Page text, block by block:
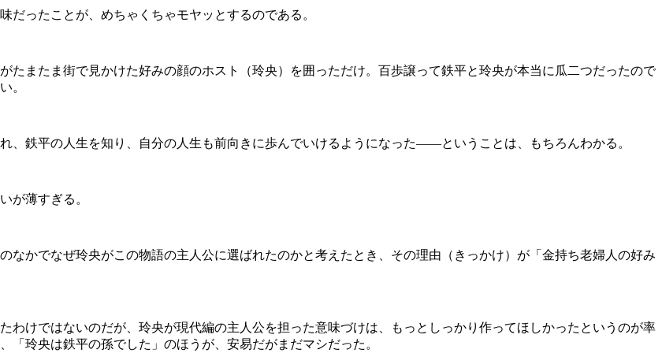
ったことが、めちゃくちゃモヤッとするのである。
またま街で見かけた好みの顔のホスト（玲央）を囲っただけ。百歩譲って鉄平と玲央が本当に瓜二つだったので
。
鉄平の人生を知り、自分の人生も前向きに歩んでいけるようになった――ということは、もちろんわかる。
が薄すぎる。
かでなぜ玲央がこの物語の主人公に選ばれたのかと考えたとき、その理由（きっかけ）が「金持ち老婦人の好み
けではないのだが、玲央が現代編の主人公を担った意味づけは、もっとしっかり作ってほしかったというのが率
玲央は鉄平の孫でした」のほうが、安易だがまだマシだった。